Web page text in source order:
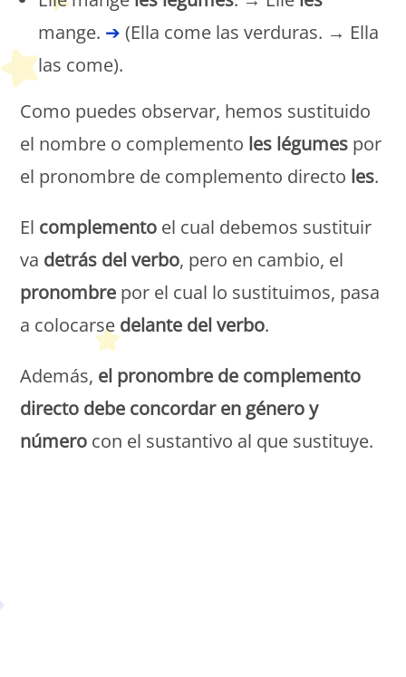
mange. ➔ (Ella come las verduras. → Ella
las come).
Como puedes observar, hemos sustituido
el nombre o complemento les légumes por
el pronombre de complemento directo les.
El complemento el cual debemos sustituir
va detrás del verbo, pero en cambio, el
pronombre por el cual lo sustituimos, pasa
a colocarse delante del verbo.
Además, el pronombre de complemento
directo debe concordar en género y
número con el sustantivo al que sustituye.